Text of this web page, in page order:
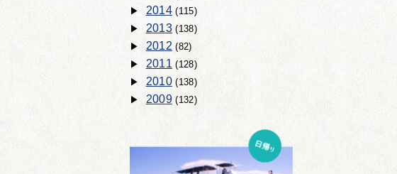
2014(115)
2013(138)
2012(82)
2011(128)
2010(138)
2009(132)